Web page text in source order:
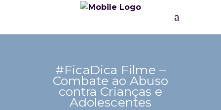
#FicaDica Filme –
Combate ao Abuso
contra Crianças e
Adolescentes